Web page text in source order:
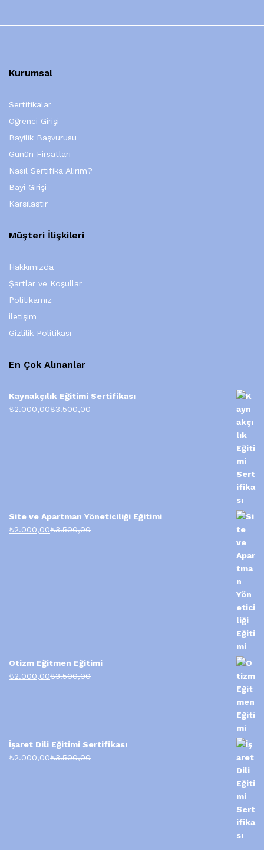
Kurumsal
Sertifikalar
Öğrenci Girişi
Bayilik Başvurusu
Günün Firsatları
Nasıl Sertifika Alırım?
Bayi Girişi
Karşılaştır
Müşteri İlişkileri
Hakkımızda
Şartlar ve Koşullar
Politikamız
iletişim
Gizlilik Politikası
En Çok Alınanlar
Kaynakçılık Eğitimi Sertifikası
₺2.000,00₺3.500,00
Site ve Apartman Yöneticiliği Eğitimi
₺2.000,00₺3.500,00
Otizm Eğitmen Eğitimi
₺2.000,00₺3.500,00
İşaret Dili Eğitimi Sertifikası
₺2.000,00₺3.500,00